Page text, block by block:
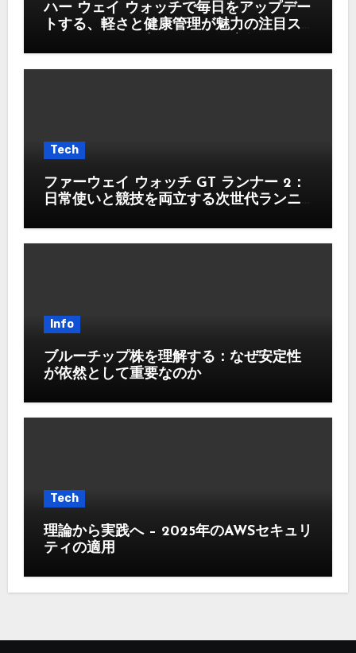
ハー ウェイ ウォッチで毎日をアップデー
トする、軽さと健康管理が魅力の注目ス
Tech
ファーウェイ ウォッチ GT ランナー 2：
日常使いと競技を両立する次世代ランニ
Info
ブルーチップ株を理解する：なぜ安定性
が依然として重要なのか
Tech
理論から実践へ – 2025年のAWSセキュリ
ティの適用